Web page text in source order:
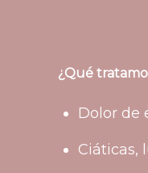
¿Qué
Dolor de
Ciáticas,